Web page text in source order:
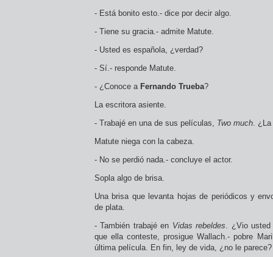
- Está bonito esto.- dice por decir algo.
- Tiene su gracia.- admite Matute.
- Usted es española, ¿verdad?
- Sí.- responde Matute.
- ¿Conoce a Fernando Trueba?
La escritora asiente.
- Trabajé en una de sus películas, Two much. ¿La
Matute niega con la cabeza.
- No se perdió nada.- concluye el actor.
Sopla algo de brisa.
Una brisa que levanta hojas de periódicos y
de plata.
- También trabajé en Vidas rebeldes. ¿Vio
que ella conteste, prosigue Wallach.- pobre
última película. En fin, ley de vida, ¿no le parece?